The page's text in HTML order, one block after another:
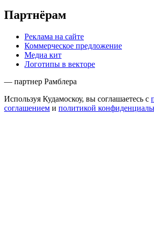
Партнёрам
Реклама на сайте
Коммерческое предложение
Медиа кит
Логотипы в векторе
— партнер Рамблера
Используя Кудамоскоу, вы соглашаетесь с
соглашением и политикой